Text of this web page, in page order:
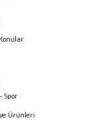
Spor
Ürünleri